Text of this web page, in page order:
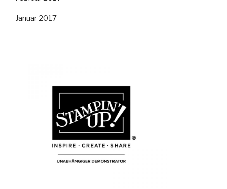
Januar 2017